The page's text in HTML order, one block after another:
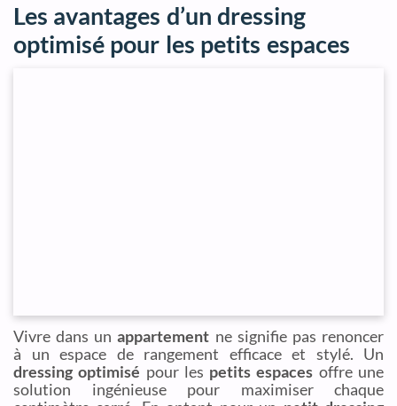
Les avantages d’un dressing
optimisé pour les petits espaces
Vivre dans unappartement ne signifie pas renoncer
à un espace de rangement efficace et stylé. Un
dressing optimisé pour les petits espaces offre une
solution ingénieuse pour maximiser chaque